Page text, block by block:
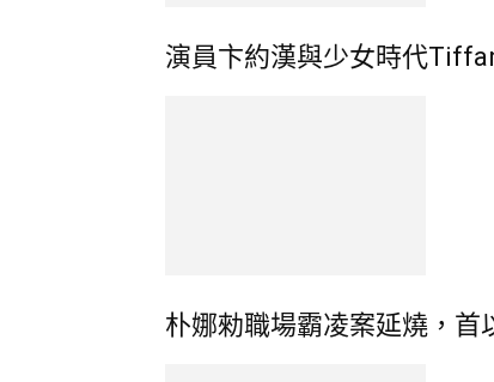
演員卞約漢與少女時代
朴娜勑職場霸凌案延燒，首